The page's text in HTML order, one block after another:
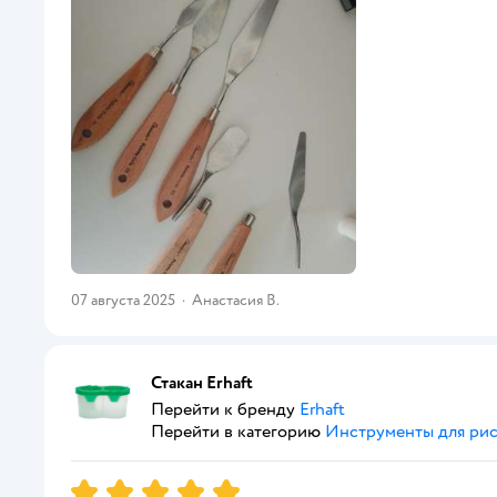
07 августа 2025 · Анастасия В.
Стакан Erhaft
Перейти к бренду Erhaft
Перейти в категорию Инструменты для
Рейтинг:5